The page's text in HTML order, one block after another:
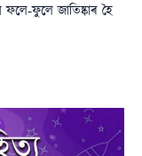
ফুলে জাতিষ্কাৰ হৈ